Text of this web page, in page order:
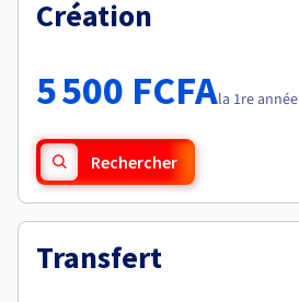
Tarifs
Roadmap & Changelog
Roadmap & Changelog
Création
5 500 FCFAla 1re année
Rechercher
Transfert